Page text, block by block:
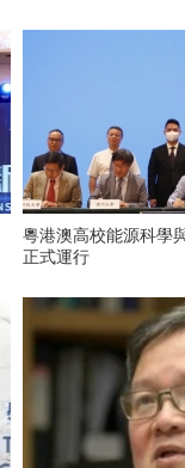
粵港澳高校能源科學
正式運行